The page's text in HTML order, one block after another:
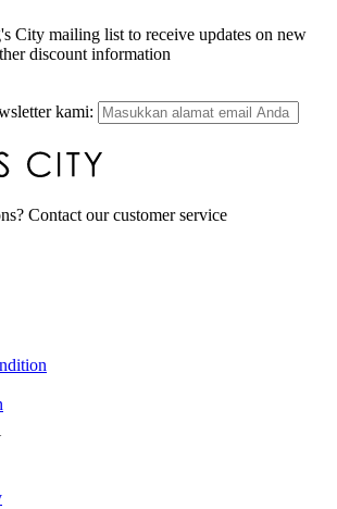
City mailing list to receive updates on new
discount information
kami:
Contact our customer service